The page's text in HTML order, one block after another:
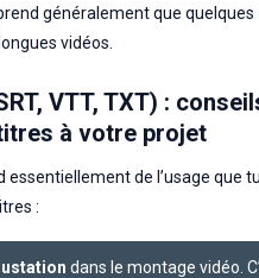
généralement que quelques
vidéos.
VTT, TXT) :
à votre projet
essentiellement de l’usage que
:
dans le montage vidéo.